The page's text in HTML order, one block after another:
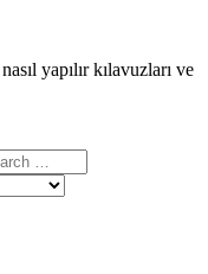
yapılır kılavuzları ve